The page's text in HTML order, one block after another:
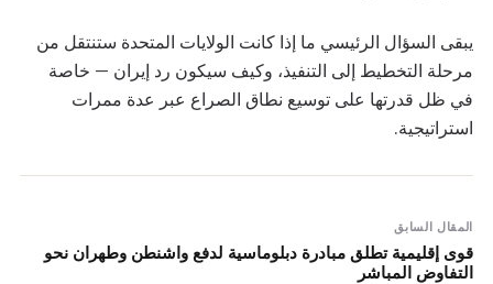
يبقى السؤال الرئيسي ما إذا كانت الولايات المتحدة ستنتقل من
مرحلة التخطيط إلى التنفيذ، وكيف سيكون رد إيران — خاصة
في ظل قدرتها على توسيع نطاق الصراع عبر عدة ممرات
استراتيجية.
المقال السابق
قوى إقليمية تطلق مبادرة دبلوماسية لدفع واشنطن وطهران نحو
التفاوض المباشر